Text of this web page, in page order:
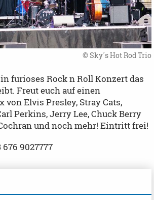
© Sky´s Hot Rod Trio
furioses Rock n Roll Konzert das
Freut euch auf einen
von Elvis Presley, Stray Cats,
Perkins, Jerry Lee, Chuck Berry
und noch mehr! Eintritt frei!
9027777